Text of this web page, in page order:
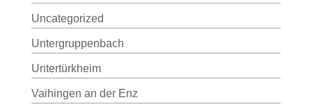
Uncategorized
Untergruppenbach
Untertürkheim
Vaihingen an der Enz